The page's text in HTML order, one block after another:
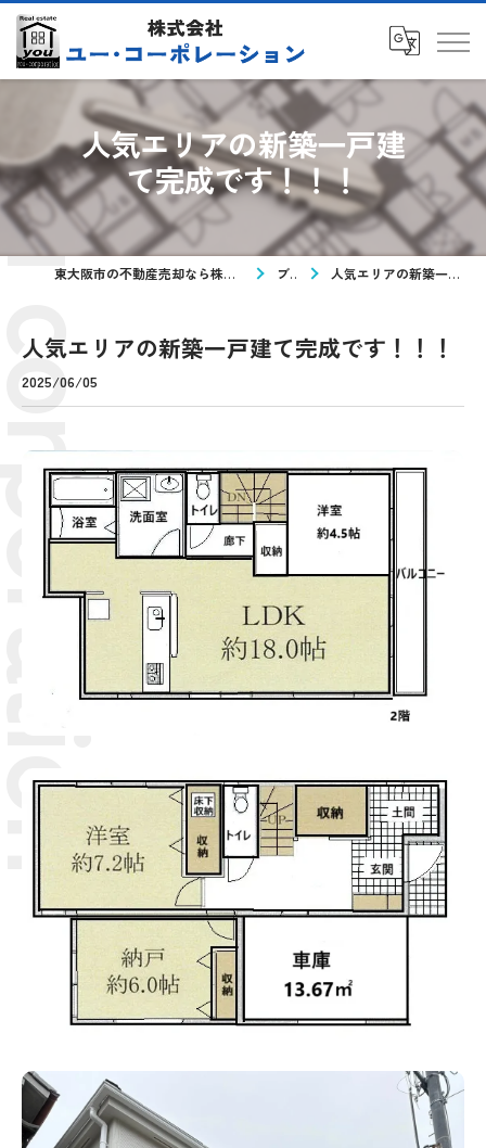
人気エリアの新築一戸建
て完成です！！！
東大阪市の不動産売却なら株式会社ユー・コーポレーション ブログ 人気エリアの新築一戸建て完成です！！！
人気エリアの新築一戸建て完成です！！！
2025/06/05